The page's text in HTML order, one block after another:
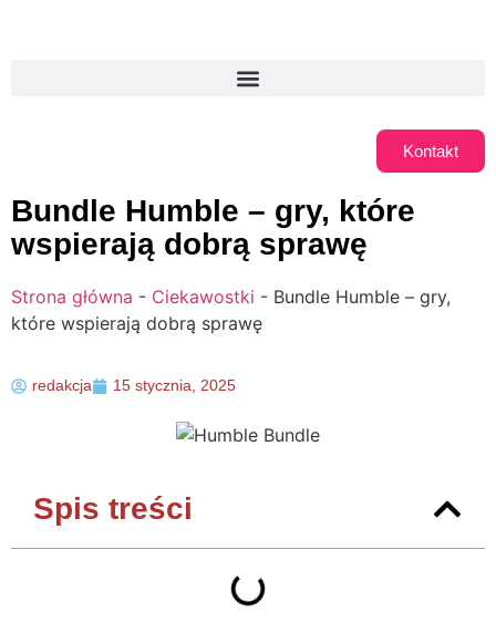
Kontakt
Bundle Humble – gry, które
wspierają dobrą sprawę
Strona główna - Ciekawostki - Bundle Humble – gry,
które wspierają dobrą sprawę
redakcja 15 stycznia, 2025
Spis treści